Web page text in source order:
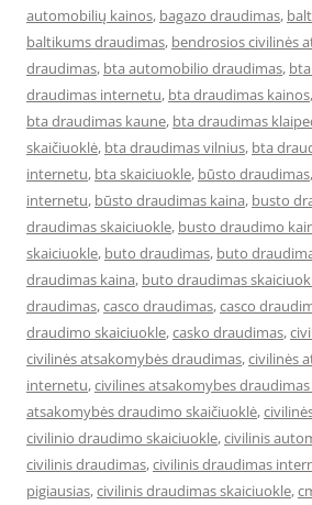
automobilių kainos, bagazo draudimas,
baltikums draudimas, bendrosios civilinės
draudimas, bta automobilio draudimas,
draudimas internetu, bta draudimas kainos,
bta draudimas kaune, bta draudimas
skaičiuoklė, bta draudimas vilnius, bta
internetu, bta skaiciuokle, būsto draudimas,
internetu, būsto draudimas kaina, busto
draudimas skaiciuokle, busto draudimo
skaiciuokle, buto draudimas, buto
draudimas kaina, buto draudimas
draudimas,casco draudimas,casco
draudimo skaiciuokle,casko draudimas,
civilinės atsakomybės draudimas,civilinės
internetu,civilines atsakomybes
atsakomybės draudimo skaičiuoklė,
civilinio draudimo skaiciuokle,civilinis
civilinis draudimas,civilinis draudimas
pigiausias,civilinis draudimas skaiciuokle,